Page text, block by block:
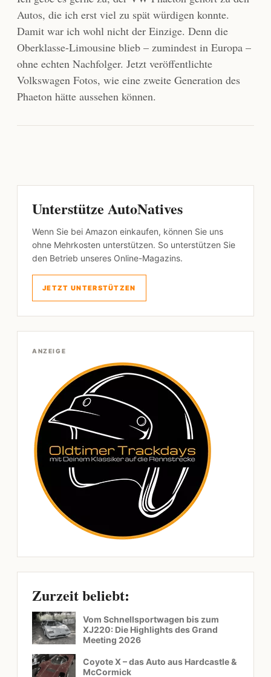
Autos, die ich erst viel zu spät würdigen konnte.
Damit war ich wohl nicht der Einzige. Denn die
Oberklasse-Limousine blieb – zumindest in Europa –
ohne echten Nachfolger. Jetzt veröffentlichte
Volkswagen Fotos, wie eine zweite Generation des
Phaeton hätte aussehen können.
Unterstütze AutoNatives
Wenn Sie bei Amazon einkaufen, können Sie uns
ohne Mehrkosten unterstützen. So unterstützen Sie
den Betrieb unseres Online-Magazins.
JETZT UNTERSTÜTZEN
ANZEIGE
Zurzeit beliebt:
Vom Schnellsportwagen bis zum
XJ220: Die Highlights des Grand
Meeting 2026
Coyote X – das Auto aus Hardcastle &
McCormick